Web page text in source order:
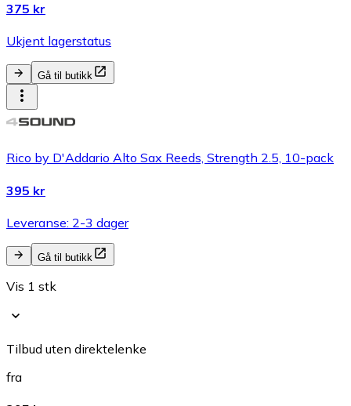
375 kr
Ukjent lagerstatus
Gå til butikk
Rico by D'Addario Alto Sax Reeds, Strength 2.5, 10-pack
395 kr
Leveranse: 2-3 dager
Gå til butikk
Vis 1 stk
Tilbud uten direktelenke
fra